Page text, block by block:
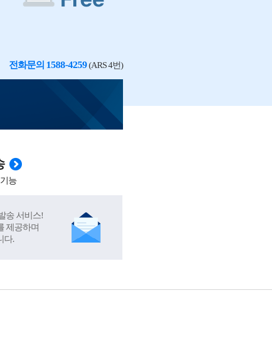
전화문의 1588-4259(ARS 4번)
능
송 서비스!
제공하며
다.